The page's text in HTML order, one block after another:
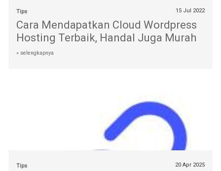
Tips 15 Jul 2022
Cara Mendapatkan Cloud Wordpress
Hosting Terbaik, Handal Juga Murah
» selengkapnya
Tips 20 Apr 2025